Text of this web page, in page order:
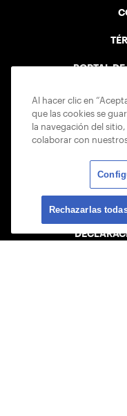
PORTAL
LISTA
Al hacer clic en
que las cookies se
la navegación del
colaborar con
Rechazarlas